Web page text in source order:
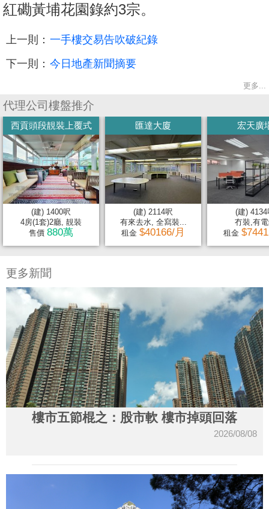
紅磡黃埔花園錄約3宗。
上一則： 一手樓交易告吹破紀錄
下一則： 今日地產新聞摘要
更多...
代理公司樓盤推介
西貢頭段靚裝上覆式
(建) 1400呎
4房(1套)2廳, 靚裝
售價 880萬
匯達大廈
(建) 2114呎
有來去水, 全寫裝...
租金 $40166/月
宏天廣
(建) 4134
冇裝,有
租金
更多新聞
樓市五節棍之：股市軟 樓市掉頭回落
2026/08/08